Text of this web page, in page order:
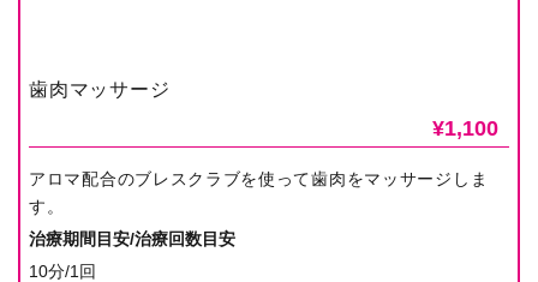
歯肉マッサージ
¥1,100
アロマ配合のブレスクラブを使って歯肉をマッサージしま
す。
治療期間目安/治療回数目安
10分/1回